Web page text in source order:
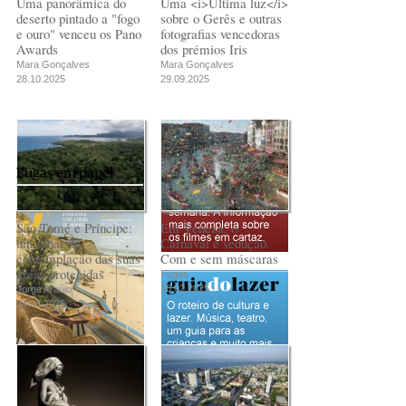
deserto pintado a "fogo
e ouro" venceu os Pano
Awards
Mara Gonçalves
28.10.2025
sobre o Gerês e outras
fotografias vencedoras
dos prémios Iris
Mara Gonçalves
29.09.2025
São Tomé e Príncipe:
um olhar de
contemplação das suas
áreas protegidas
Jorge Araújo
24.03.2025
Em Veneza, o
Carnaval é sedução.
Com e sem máscaras
Fugas
18.02.2025
Fugas em papel
PUB